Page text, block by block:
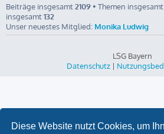
Diese Website nutzt Cookies, um
Beiträge insgesamt2109 • Themen insgesamt
insgesamt132
Unser neuestes Mitglied: Monika Ludwig
LSG Bayern
Datenschutz |